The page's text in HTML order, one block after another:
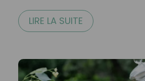
LIRE LA SUITE